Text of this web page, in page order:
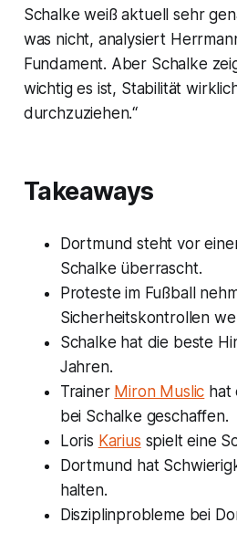
Schalke weiß aktuell sehr
was nicht, analysiert
Fundament. Aber Schalke
wichtig es ist, Stabilität
durchzuziehen.“
Takeaways
Dortmund steht vor
Schalke überrascht.
Proteste im Fußball
Sicherheitskontrollen
Schalke hat die beste
Jahren.
Trainer Miron Muslic hat
bei Schalke geschaffen.
Loris Karius spielt eine
Dortmund hat
halten.
Disziplinprobleme bei